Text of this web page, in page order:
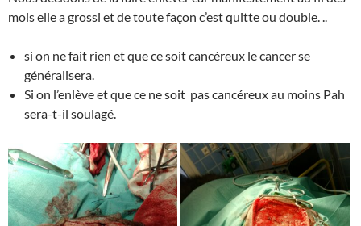
mois elle a grossi et de toute façon c’est quitte ou double. ..
si on ne fait rien et que ce soit cancéreux le cancer se
généralisera.
Si on l’enlève et que ce ne soit pas cancéreux au moins Pah
sera-t-il soulagé.